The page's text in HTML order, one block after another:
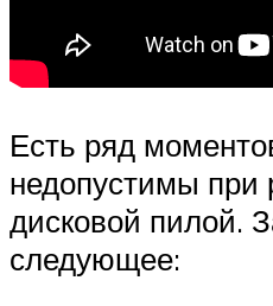
Есть ряд
недопустимы при
дисковой пилой.
следующее: